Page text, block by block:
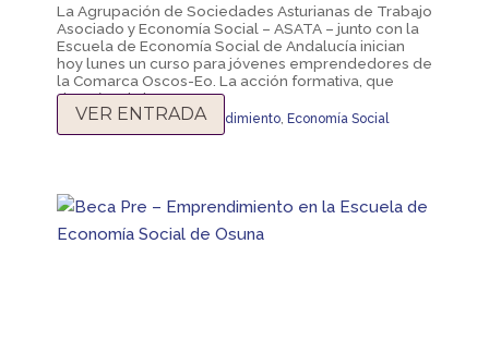
La Agrupación de Sociedades Asturianas de Trabajo
Asociado y Economía Social – ASATA – junto con la
Escuela de Economía Social de Andalucía inician
hoy lunes un curso para jóvenes emprendedores de
la Comarca Oscos-Eo. La acción formativa, que
durará toda la...
El Rombo Joven,emprendimiento, Economía Social
VER ENTRADA